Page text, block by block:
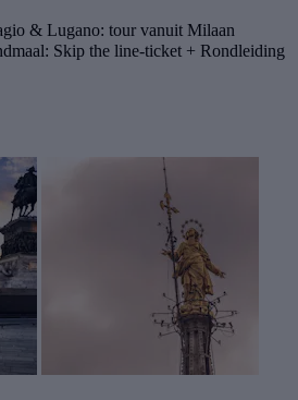
& Lugano: tour vanuit Milaan
Skip the line-ticket + Rondleiding